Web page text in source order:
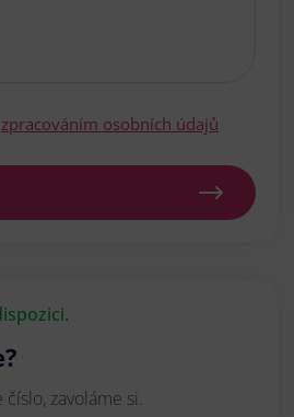
zpracováním osobních údajů
zavoláme si.